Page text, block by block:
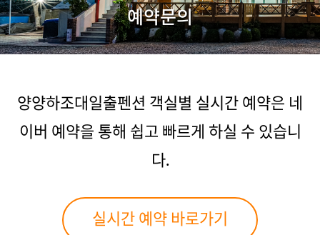
예약문의
양양하조대일출펜션 객실별 실시간 예약은 네
이버 예약을 통해 쉽고 빠르게 하실 수 있습니
다.
실시간 예약 바로가기